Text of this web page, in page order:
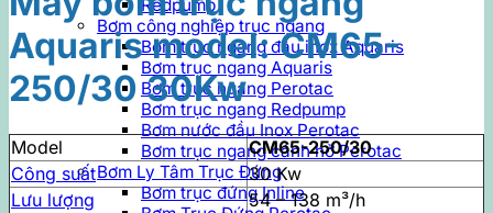
Redpump
Bơm công nghiệp trục ngang
Bơm trục ngang đầu inox Aquaris
Bơm trục ngang Aquaris
Bơm trục ngang Perotac
Bơm trục ngang Redpump
Bơm nước đầu Inox Perotac
Bơm trục ngang cánh hở Perotac
Bơm Ly Tâm Trục Đứng
Bơm trục đứng Inline
Aquaris model: CM65-
250/30 30Kw
Model
CM65-250/30
Công suất
30 Kw
Lưu lượng
54 – 138 m³/h